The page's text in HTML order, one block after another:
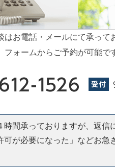
はお電話・メールにて承って
ォームからご予約が可能で
時間承っておりますが、返信
可が必要になった」などお急